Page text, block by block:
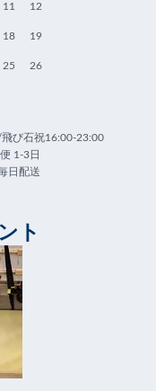
11 12
18 19
25 26
び石祝16:00-23:00
1-3日
日配送
ト